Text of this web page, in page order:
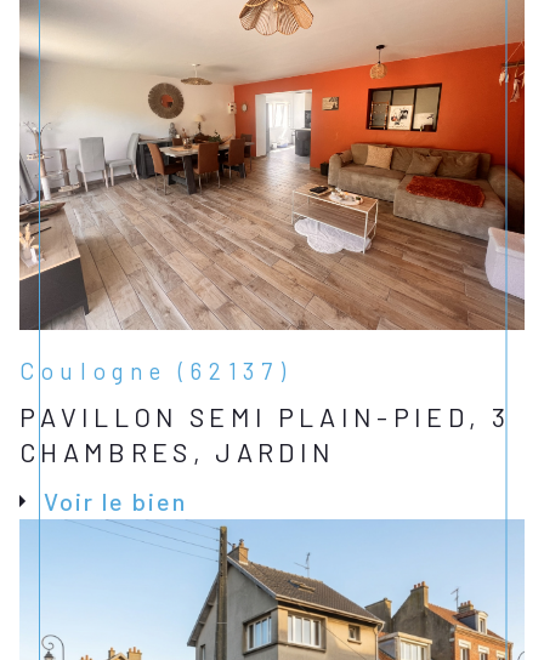
Coulogne (62137)
PAVILLON SEMI PLAIN-PIED, 3
CHAMBRES, JARDIN
Voir le bien